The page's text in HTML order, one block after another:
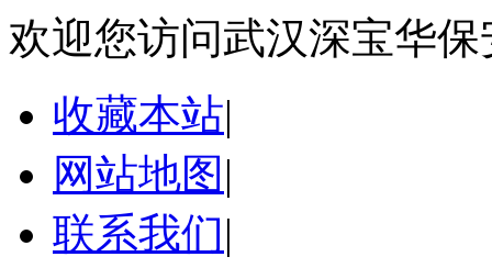
欢迎您访问武汉深宝华
收藏本站|
网站地图 |
联系我们|